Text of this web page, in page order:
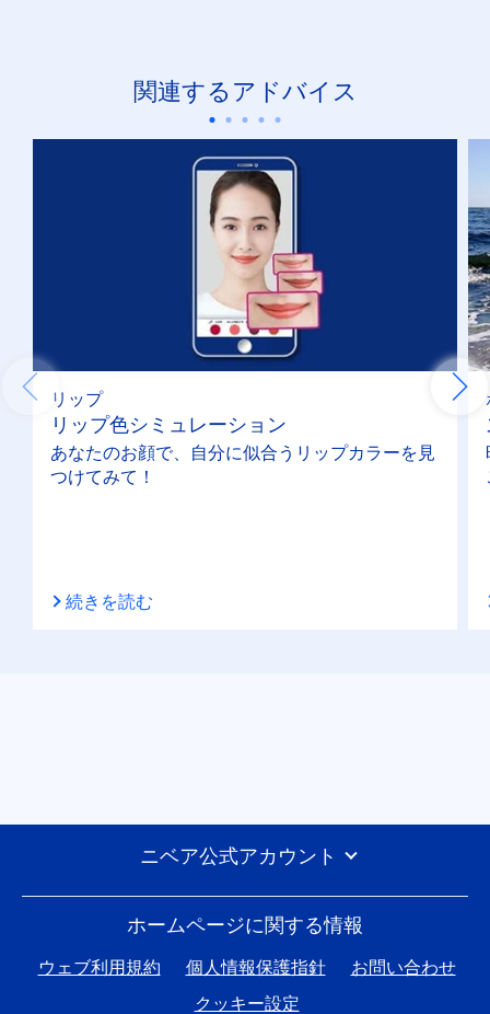
関連するアドバイス
リップ
リップ色シミュレーション
あなたのお顔で、自分に似合うリップカラーを見
つけてみて！
続きを読む
ホームページに関する情報
ウェブ利用規約 個人情報保護指針
お問い合わせ
クッキー設定
ニベア公式アカウント